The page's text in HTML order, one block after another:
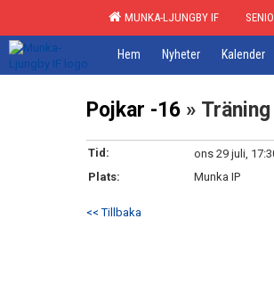
MUNKA-LJUNGBY IF
Hem Nyheter Kalender
Pojkar -16 » Träning
Tid:
ons 29 juli,
Plats:
Munka IP
<< Tillbaka